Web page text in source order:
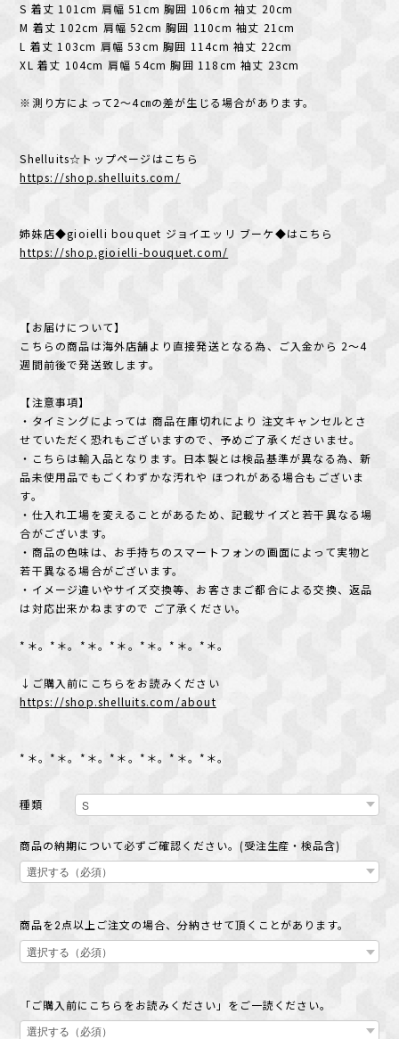
S 着丈 101cm 肩幅 51cm 胸囲 106cm 袖丈 20cm
M 着丈 102cm 肩幅 52cm 胸囲 110cm 袖丈 21cm
L 着丈 103cm 肩幅 53cm 胸囲 114cm 袖丈 22cm
XL 着丈 104cm 肩幅 54cm 胸囲 118cm 袖丈 23cm
※測り方によって2〜4㎝の差が生じる場合があります。
Shelluits☆トップページはこちら
https://shop.shelluits.com/
姉妹店◆gioielli bouquet ジョイエッリ ブーケ◆はこちら
https://shop.gioielli-bouquet.com/
【お届けについて】
こちらの商品は海外店舗より直接発送となる為、ご入金から 2〜4
週間前後で発送致します。
【注意事項】
・タイミングによっては 商品在庫切れにより 注文キャンセルとさ
せていただく恐れもございますので、予めご了承くださいませ。
・こちらは輸入品となります。日本製とは検品基準が異なる為、新
品未使用品でもごくわずかな汚れや ほつれがある場合もございま
す。
・仕入れ工場を変えることがあるため、記載サイズと若干異なる場
合がございます。
・商品の色味は、お手持ちのスマートフォンの画面によって実物と
若干異なる場合がございます。
・イメージ違いやサイズ交換等、お客さまご都合による交換、返品
は対応出来かねますので ご了承ください。
*＊。*＊。*＊。*＊。*＊。*＊。*＊。
↓ご購入前にこちらをお読みください
https://shop.shelluits.com/about
*＊。*＊。*＊。*＊。*＊。*＊。*＊。
種類
商品の納期について必ずご確認ください。(受注生産・検品含)
商品を2点以上ご注文の場合、分納させて頂くことがあります。
「ご購入前にこちらをお読みください」をご一読ください。